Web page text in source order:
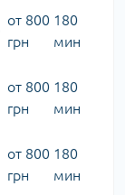
от 800
грн
180
мин
от 800
грн
180
мин
от 800
грн
180
мин